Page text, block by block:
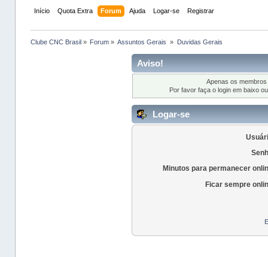
Início Quota Extra Forum Ajuda Logar-se Registrar
Clube CNC Brasil» Forum » Assuntos Gerais » Duvidas Gerais
Aviso!
Apenas os
Por favor faça o login em baixo
Logar-se
Minutos para permanecer
Ficar sempre